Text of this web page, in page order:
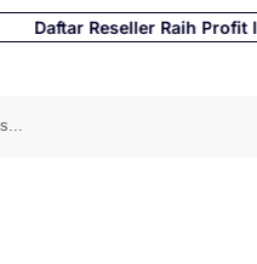
Daftar Reseller Raih Profit